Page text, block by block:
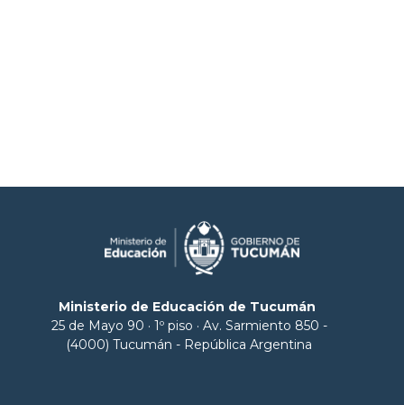
Ministerio de Educación de Tucumán
25 de Mayo 90 · 1º piso · Av. Sarmiento 850 -
(4000) Tucumán - República Argentina